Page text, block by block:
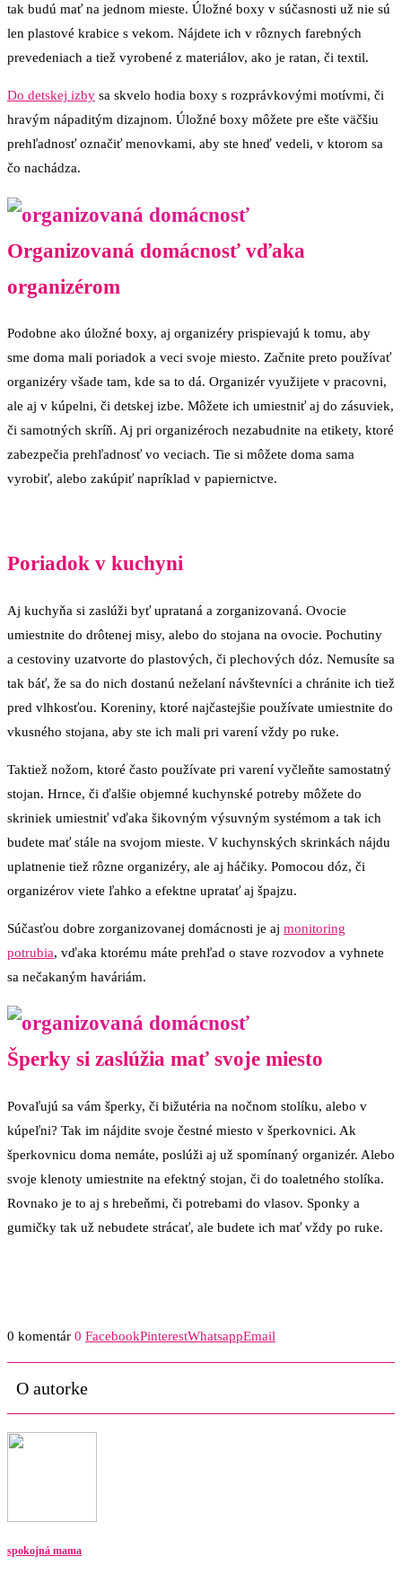
tak budú mať na jednom mieste. Úložné boxy v súčasnosti už nie sú
len plastové krabice s vekom. Nájdete ich v rôznych farebných
prevedeniach a tiež vyrobené z materiálov, ako je ratan, či textil.
Do detskej izby sa skvelo hodia boxy s rozprávkovými motívmi, či
hravým nápaditým dizajnom. Úložné boxy môžete pre ešte väčšiu
prehľadnosť označiť menovkami, aby ste hneď vedeli, v ktorom sa
čo nachádza.
Organizovaná domácnosť vďaka
organizérom
Podobne ako úložné boxy, aj organizéry prispievajú k tomu, aby
sme doma mali poriadok a veci svoje miesto. Začnite preto používať
organizéry všade tam, kde sa to dá. Organizér využijete v pracovni,
ale aj v kúpelni, či detskej izbe. Môžete ich umiestniť aj do zásuviek,
či samotných skríň. Aj pri organizéroch nezabudnite na etikety, ktoré
zabezpečia prehľadnosť vo veciach. Tie si môžete doma sama
vyrobiť, alebo zakúpiť napríklad v papiernictve.
Poriadok v kuchyni
Aj kuchyňa si zaslúži byť uprataná a zorganizovaná. Ovocie
umiestnite do drôtenej misy, alebo do stojana na ovocie. Pochutiny
a cestoviny uzatvorte do plastových, či plechových dóz. Nemusíte sa
tak báť, že sa do nich dostanú neželaní návštevníci a chránite ich tiež
pred vlhkosťou. Koreniny, ktoré najčastejšie používate umiestnite do
vkusného stojana, aby ste ich mali pri varení vždy po ruke.
Taktiež nožom, ktoré často používate pri varení vyčleňte samostatný
stojan. Hrnce, či ďalšie objemné kuchynské potreby môžete do
skriniek umiestniť vďaka šikovným výsuvným systémom a tak ich
budete mať stále na svojom mieste. V kuchynských skrinkách nájdu
uplatnenie tiež rôzne organizéry, ale aj háčiky. Pomocou dóz, či
organizérov viete ľahko a efektne upratať aj špajzu.
Súčasťou dobre zorganizovanej domácnosti je aj monitoring
potrubia, vďaka ktorému máte prehľad o stave rozvodov a vyhnete
sa nečakaným haváriám.
Šperky si zaslúžia mať svoje miesto
Povaľujú sa vám šperky, či bižutéria na nočnom stolíku, alebo v
kúpeľni? Tak im nájdite svoje čestné miesto v šperkovnici. Ak
šperkovnicu doma nemáte, poslúži aj už spomínaný organizér. Alebo
svoje klenoty umiestnite na efektný stojan, či do toaletného stolíka.
Rovnako je to aj s hrebeňmi, či potrebami do vlasov. Sponky a
gumičky tak už nebudete strácať, ale budete ich mať vždy po ruke.
0 komentár 0 FacebookPinterestWhatsappEmail
O autorke
spokojná mama